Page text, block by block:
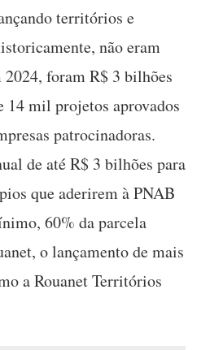
territórios e
não eram
2024, foram R$ 3 bilhões
14 mil projetos aprovados
patrocinadoras.
de até R$ 3 bilhões para
que aderirem à PNAB
60% da parcela
o lançamento de mais
a Rouanet Territórios